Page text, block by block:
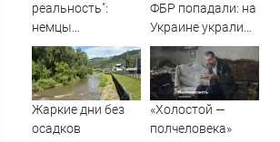
реальность":
немцы
обратились к
Зеленскому после
удара ВС РФ
ФБР попадали: на
Украине украли
42 млрд долларов
помощи Запада
Жаркие дни без
осадков
«Холостой —
полчеловека»